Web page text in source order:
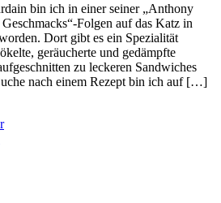
bin ich in einer seiner „Anthony
Folgen auf das Katz in
Dort gibt es ein Spezialität
geräucherte und gedämpfte
zu leckeren Sandwiches
nach einem Rezept bin ich auf […]